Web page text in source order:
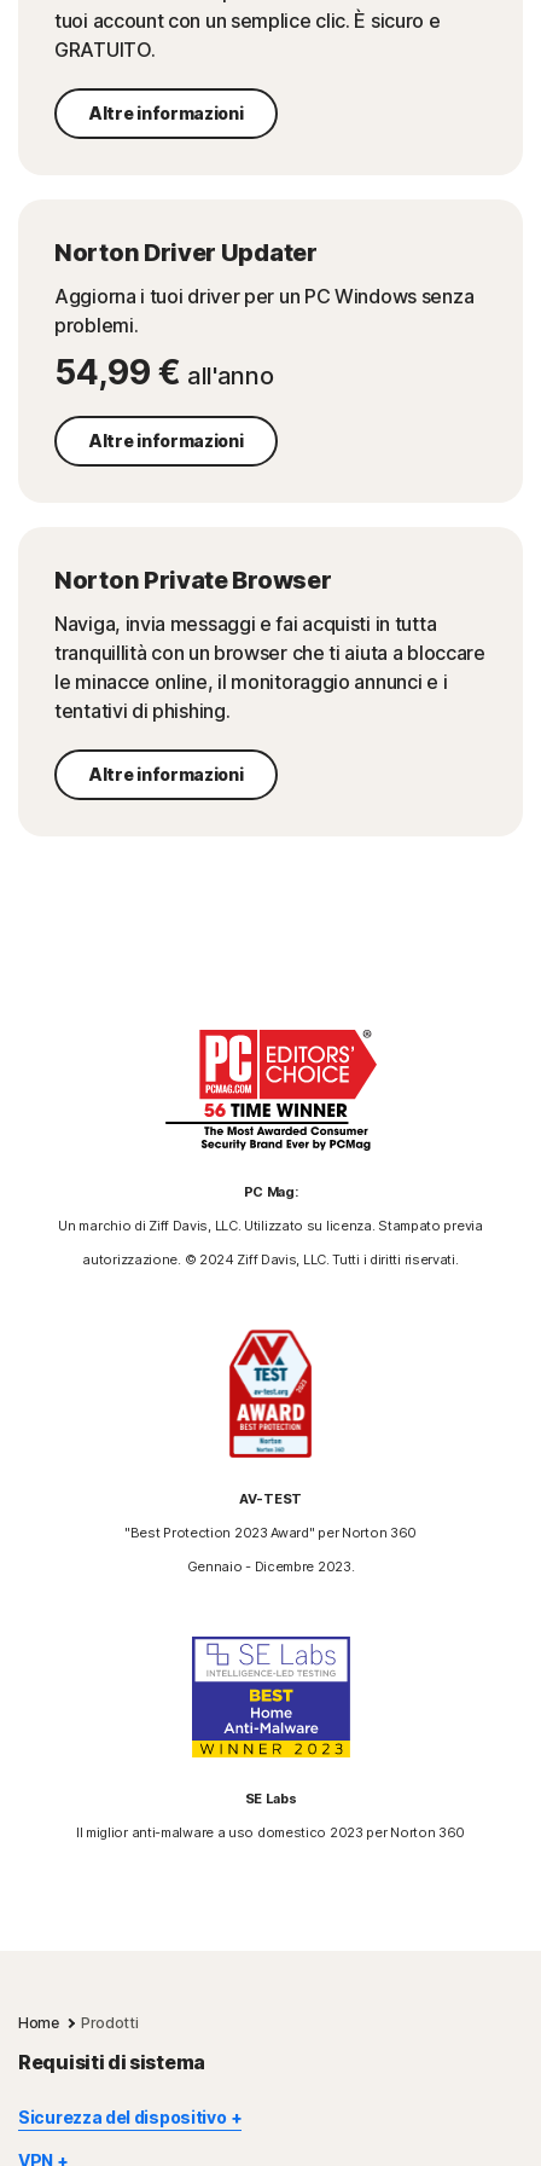
tuoi account con un semplice clic. È sicuro e
GRATUITO.
Altre informazioni
Norton Driver Updater
Aggiorna i tuoi driver per un PC Windows senza
problemi.
54,99 € all'anno
Altre informazioni
Norton Private Browser
Naviga, invia messaggi e fai acquisti in tutta
tranquillità con un browser che ti aiuta a bloccare
le minacce online, il monitoraggio annunci e i
tentativi di phishing.
Altre informazioni
PC Mag:
Un marchio di Ziff Davis, LLC. Utilizzato su licenza. Stampato previa
autorizzazione. © 2024 Ziff Davis, LLC. Tutti i diritti riservati.
AV-TEST
"Best Protection 2023 Award" per Norton 360
Gennaio - Dicembre 2023.
SE Labs
Il miglior anti-malware a uso domestico 2023 per Norton 360
Home Prodotti
Requisiti di sistema
Sicurezza del dispositivo
Non tutte le funzionalità sono disponibili su tutti i dispositivi e
VPN